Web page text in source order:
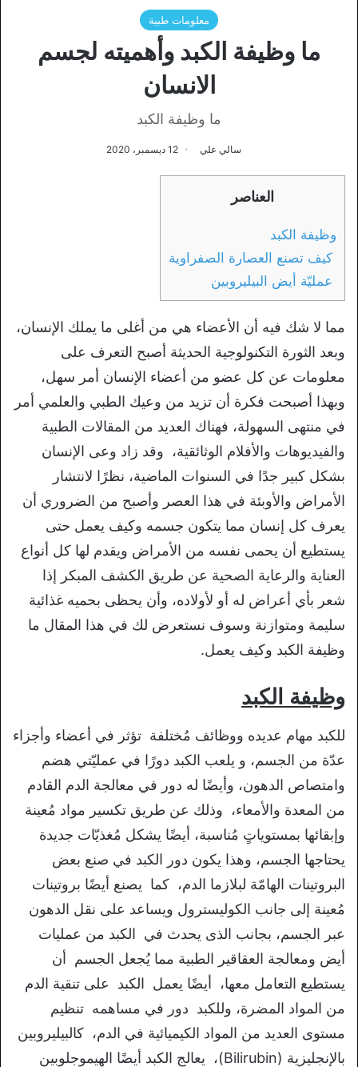
معلومات طبية
ما وظيفة الكبد وأهميته لجسم
الانسان
ما وظيفة الكبد
سالي علي 12 ديسمبر، 2020
العناصر
وظيفة الكبد
كيف تصنع العصارة الصفراوية
عمليّة أيض البيليروبين
مما لا شك فيه أن الأعضاء هي من أغلى ما يملك الإنسان،
وبعد الثورة التكنولوجية الحديثة أصبح التعرف على
معلومات عن كل عضو من أعضاء الإنسان أمر سهل،
وبهذا أصبحت فكرة أن تزيد من وعيك الطبي والعلمي أمر
في منتهى السهولة، فهناك العديد من المقالات الطبية
والفيديوهات والأفلام الوثائقية، وقد زاد وعى الإنسان
بشكل كبير جدًا في السنوات الماضية، نظرًا لانتشار
الأمراض والأوبئة في هذا العصر وأصبح من الضروري أن
يعرف كل إنسان مما يتكون جسمه وكيف يعمل حتى
يستطيع أن يحمى نفسه من الأمراض ويقدم لها كل أنواع
العناية والرعاية الصحية عن طريق الكشف المبكر إذا
شعر بأي أعراض له أو لأولاده، وأن يحظى بحميه غذائية
سليمة ومتوازنة وسوف نستعرض لك في هذا المقال ما
وظيفة الكبد وكيف يعمل.
وظيفة الكبد
للكبد مهام عديده ووظائف مُختلفة تؤثر في أعضاء وأجزاء
عدّة من الجسم، و يلعب الكبد دورًا في عمليّتي هضم
وامتصاص الدهون، وأيضًا له دور في معالجة الدم القادم
من المعدة والأمعاء، وذلك عن طريق تكسير مواد مُعينة
وإبقائها بمستوياتٍ مُناسبة، أيضًا يشكل مُغذيّات جديدة
يحتاجها الجسم، وهذا يكون دور الكبد في صنع بعض
البروتينات الهامّة لبلازما الدم، كما يصنع أيضًا بروتينات
مُعينة إلى جانب الكوليسترول ويساعد على نقل الدهون
عبر الجسم، بجانب الذى يحدث في الكبد من عمليات
أيض ومعالجة العقاقير الطبية مما يُجعل الجسم أن
يستطيع التعامل معها، أيضًا يعمل الكبد على تنقية الدم
من المواد المضرة، وللكبد دور في مساهمه تنظيم
مستوى العديد من المواد الكيميائية في الدم، كالبيليروبين
بالإنجليزية (Bilirubin)، يعالج الكبد أيضًا الهيموجلوبين